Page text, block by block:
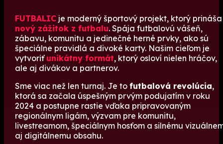
FUTBALICje moderný športový projekt, ktorý prináša
nový zážitok z futbalu. Spája futbalovú vášeň,
zábavu, komunitu a jedinečné herné prvky, ako sú
špeciálne pravidlá a divoké karty. Našim cieľom je
vytvoriť unikátny formát, ktorý osloví nielen hráčov,
ale aj divákov a partnerov.
Sme viac než len turnaj. Je to futbalová revolúcia,
ktorá sa začala úspešným prvým podujatím v roku
2024 a postupne rastie vďaka pripravovaným
regionálnym ligám, výzvam pre komunitu,
livestreamom, špeciálnym hosťom a silnému
aj digitálnemu obsahu.